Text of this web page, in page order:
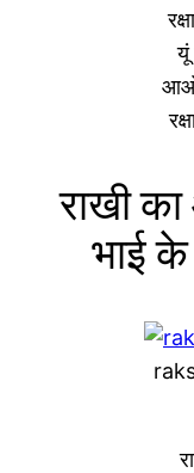
यूं
आओ
राखी
भाई